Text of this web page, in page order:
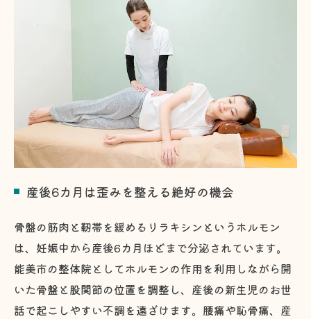
産後6カ月は歪みを整える絶好の機会
骨盤の筋肉と靭帯を緩めるリラキシンというホルモン
は、妊娠中から産後6カ月ほどまで分泌されています。
能美市の整体院としてホルモンの作用を利用しながら開
いた骨盤と股関節の位置を調整し、産後の新生児のお世
話で起こしやすい不調を遠ざけます。腰痛や恥骨痛、産